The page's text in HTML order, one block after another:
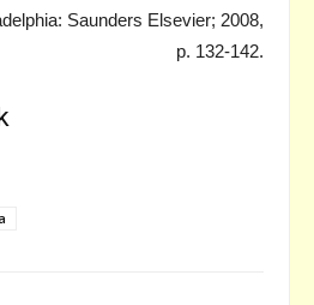
Saunders Elsevier; 2008,
p. 132-142.